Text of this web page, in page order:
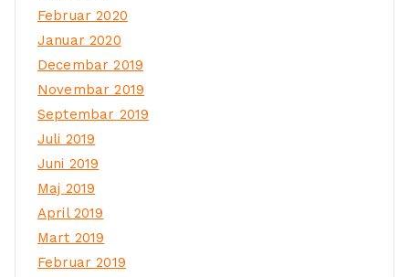
Februar 2020
Januar 2020
Decembar 2019
Novembar 2019
Septembar 2019
Juli 2019
Juni 2019
Maj 2019
April 2019
Mart 2019
Februar 2019